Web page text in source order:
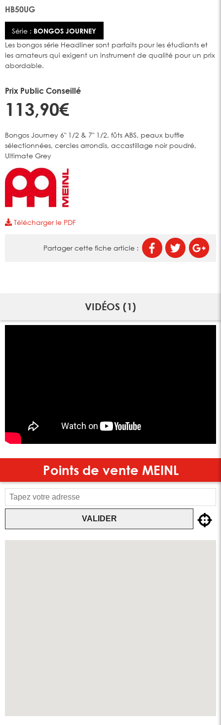
HB50UG
Série : BONGOS JOURNEY
Les bongos série Headliner sont parfaits pour les étudiants et
les amateurs qui exigent un instrument de qualité pour un prix
abordable.
Prix Public Conseillé
113,90€
Bongos Journey 6" 1/2 & 7" 1/2, fûts ABS, peaux buffle
sélectionnées, cercles arrondis, accastillage noir poudré,
Ultimate Grey
Télécharger le PDF
Partager cette fiche article :
VIDÉOS (1)
Points de vente MEINL
VALIDER